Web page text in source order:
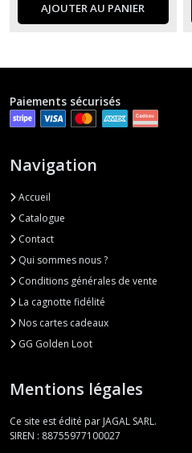
AJOUTER AU PANIER
Paiements sécurisés
Navigation
Accueil
Catalogue
Contact
Qui sommes nous ?
Conditions générales de vente
La cagnotte fidélité
Nos cartes cadeaux
GG Golden Loot
Mentions légales
Ce site est édité par JAGAL SARL.
SIREN : 88755977100027